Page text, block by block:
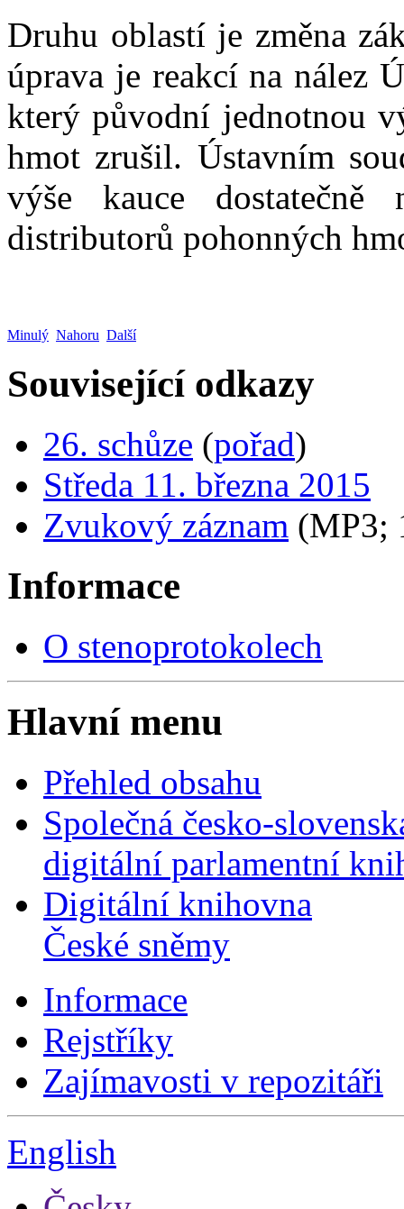
Druhu oblastí je změna
úprava je reakcí na nález
který původní jednotnou
hmot zrušil. Ústavním
výše kauce dostatečně
distributorů pohonných
Minulý Nahoru Další
Související odkazy
26. schůze (pořad)
Středa 11. března 2015
Zvukový záznam (MP3;
Informace
O stenoprotokolech
Hlavní menu
Přehled obsahu
Společná česko-
digitální parlamentní
Digitální knihovna
České sněmy
Informace
Rejstříky
Zajímavosti v repozitáři
English